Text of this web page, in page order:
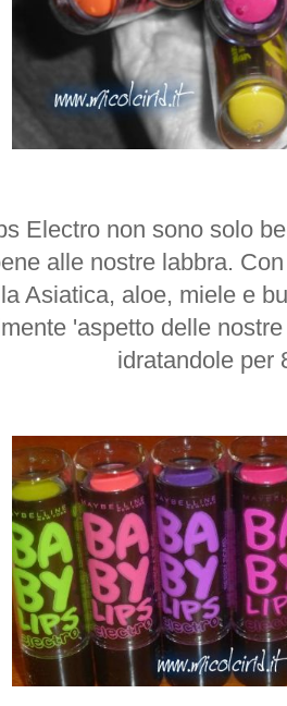
Electro non sono solo
alle nostre labbra.
Asiatica, aloe, miele e
'aspetto delle
idratandole per